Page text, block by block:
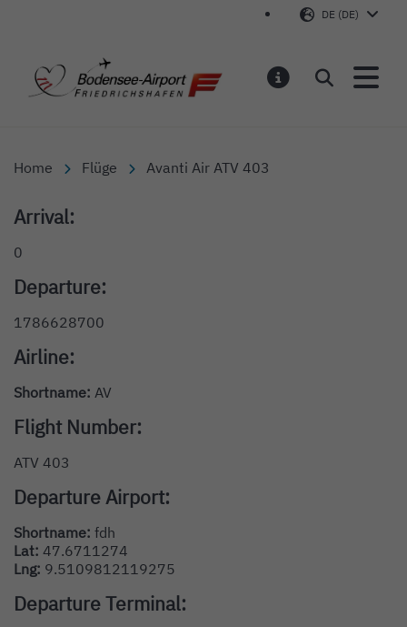
DE (DE)
Bodensee-Airport
Suchen
Home Flüge Avanti Air ATV 403
Arrival:
0
Departure:
1786628700
Airline:
Shortname: AV
Flight Number:
ATV 403
Departure Airport:
Shortname: fdh
Lat: 47.6711274
Lng: 9.5109812119275
Departure Terminal: